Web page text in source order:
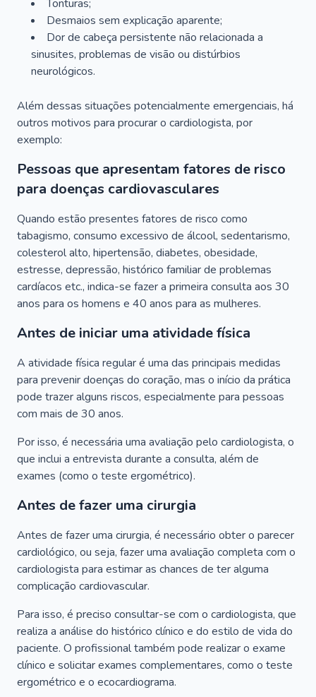
Tonturas;
Desmaios sem explicação aparente;
Dor de cabeça persistente não relacionada a
sinusites, problemas de visão ou distúrbios
neurológicos.
Além dessas situações potencialmente emergenciais, há
outros motivos para procurar o cardiologista, por
exemplo:
Pessoas que apresentam fatores de risco
para doenças cardiovasculares
Quando estão presentes fatores de risco como
tabagismo, consumo excessivo de álcool, sedentarismo,
colesterol alto, hipertensão, diabetes, obesidade,
estresse, depressão, histórico familiar de problemas
cardíacos etc., indica-se fazer a primeira consulta aos 30
anos para os homens e 40 anos para as mulheres.
Antes de iniciar uma atividade física
A atividade física regular é uma das principais medidas
para prevenir doenças do coração, mas o início da prática
pode trazer alguns riscos, especialmente para pessoas
com mais de 30 anos.
Por isso, é necessária uma avaliação pelo cardiologista, o
que inclui a entrevista durante a consulta, além de
exames (como o teste ergométrico).
Antes de fazer uma cirurgia
Antes de fazer uma cirurgia, é necessário obter o parecer
cardiológico, ou seja, fazer uma avaliação completa com o
cardiologista para estimar as chances de ter alguma
complicação cardiovascular.
Para isso, é preciso consultar-se com o cardiologista, que
realiza a análise do histórico clínico e do estilo de vida do
paciente. O profissional também pode realizar o exame
clínico e solicitar exames complementares, como o teste
ergométrico e o ecocardiograma.